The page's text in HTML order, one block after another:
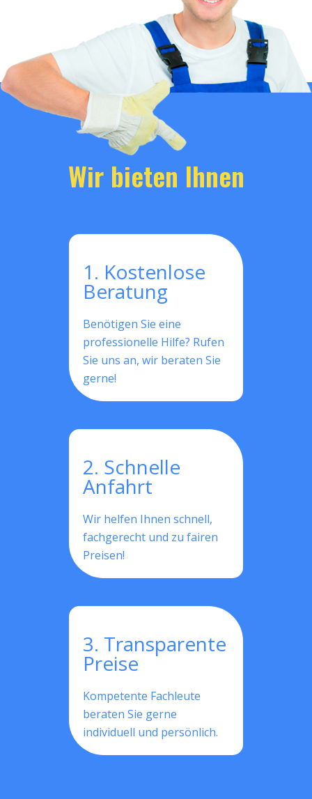
Wir bieten Ihnen
1. Kostenlose
Beratung
Benötigen Sie eine
professionelle Hilfe? Rufen
Sie uns an, wir beraten Sie
gerne!
2. Schnelle
Anfahrt
Wir helfen Ihnen schnell,
fachgerecht und zu fairen
Preisen!
3. Transparente
Preise
Kompetente Fachleute
beraten Sie gerne
individuell und persönlich.